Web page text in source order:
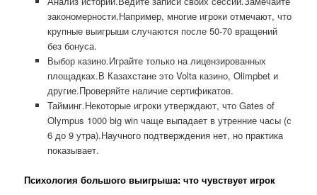
закономерности.Например, многие игроки отмечают, что
крупные выигрыши случаются после 50-70 вращений
без бонуса.
Выбор казино.Играйте только на лицензированных
площадках.В Казахстане это Volta казино, Olimpbet и
другие.Проверяйте наличие сертификатов.
Тайминг.Некоторые игроки утверждают, что Gates of
Olympus 1000 big win чаще выпадает в утренние часы (с
6 до 9 утра).Научного подтверждения нет, но практика
показывает.
Психология большого выигрыша: что чувствует игрок